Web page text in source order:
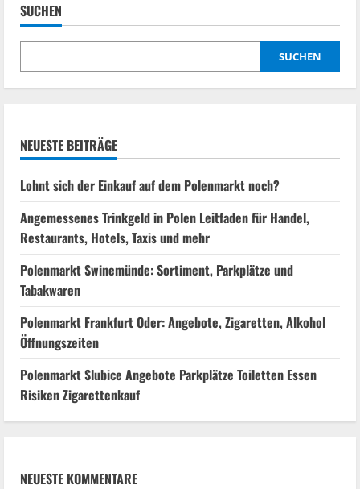
SUCHEN
SUCHEN
NEUESTE BEITRÄGE
Lohnt sich der Einkauf auf dem Polenmarkt noch?
Angemessenes Trinkgeld in Polen Leitfaden für Handel,
Restaurants, Hotels, Taxis und mehr
Polenmarkt Swinemünde: Sortiment, Parkplätze und
Tabakwaren
Polenmarkt Frankfurt Oder: Angebote, Zigaretten, Alkohol
Öffnungszeiten
Polenmarkt Slubice Angebote Parkplätze Toiletten Essen
Risiken Zigarettenkauf
NEUESTE KOMMENTARE